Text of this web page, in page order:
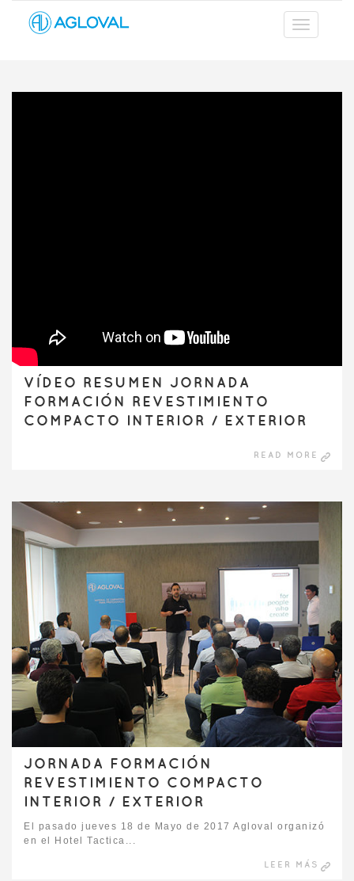
VÍDEO RESUMEN JORNADA
FORMACIÓN REVESTIMIENTO
COMPACTO INTERIOR / EXTERIOR
READ MORE
JORNADA FORMACIÓN
REVESTIMIENTO COMPACTO
INTERIOR / EXTERIOR
El pasado jueves 18 de Mayo de 2017 Agloval organizó
en el Hotel Tactica...
LEER MÁS